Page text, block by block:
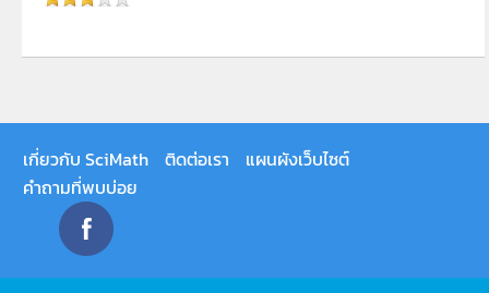
เกี่ยวกับ SciMath ติดต่อเรา
แผนผังเว็บไซต์
คำถามที่พบบ่อย